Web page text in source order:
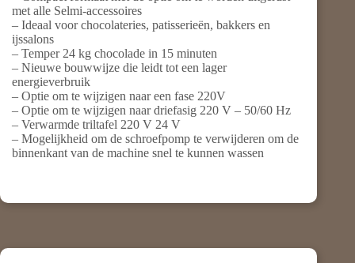
met alle Selmi-accessoires
– Ideaal voor chocolateries, patisserieën, bakkers en
ijssalons
– Temper 24 kg chocolade in 15 minuten
– Nieuwe bouwwijze die leidt tot een lager
energieverbruik
– Optie om te wijzigen naar een fase 220V
– Optie om te wijzigen naar driefasig 220 V – 50/60 Hz
– Verwarmde triltafel 220 V 24 V
– Mogelijkheid om de schroefpomp te verwijderen om de
binnenkant van de machine snel te kunnen wassen